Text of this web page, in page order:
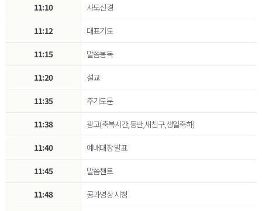
11:10
사도신경
11:12
대표기도
11:15
말씀봉독
11:20
설교
11:35
주기도문
11:38
광고(축복시간,등반,새친구,생일축하)
11:40
예배대장 발표
11:45
말씀챈트
11:48
공과영상 시청